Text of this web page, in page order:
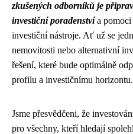
zkušených odborníků je
investiční poradenstvía pomoci
investiční nástroje. Ať už se
nemovitosti nebo alternativní
řešení, které bude optimálně
profilu a investičnímu horizontu.
Jsme přesvědčeni, že
pro všechny, kteří hledají